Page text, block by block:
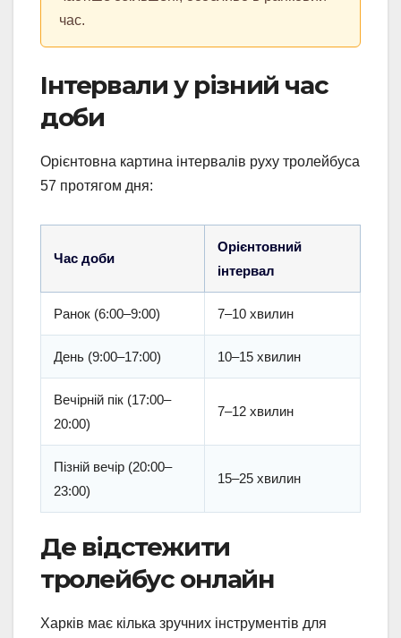
час.
Інтервали у різний час
доби
Орієнтовна картина інтервалів руху тролейбуса
57 протягом дня:
Час доби
Орієнтовний
інтервал
Ранок (6:00–9:00) 7–10 хвилин
День (9:00–17:00) 10–15 хвилин
Вечірній пік (17:00–
20:00)
7–12 хвилин
Пізній вечір (20:00–
23:00)
15–25 хвилин
Де відстежити
тролейбус онлайн
Харків має кілька зручних інструментів для